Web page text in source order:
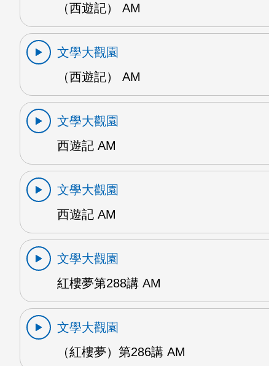
（西遊記） AM
文學大觀園
（西遊記） AM
文學大觀園
西遊記 AM
文學大觀園
西遊記 AM
文學大觀園
紅樓夢第288講 AM
文學大觀園
（紅樓夢）第286講 AM